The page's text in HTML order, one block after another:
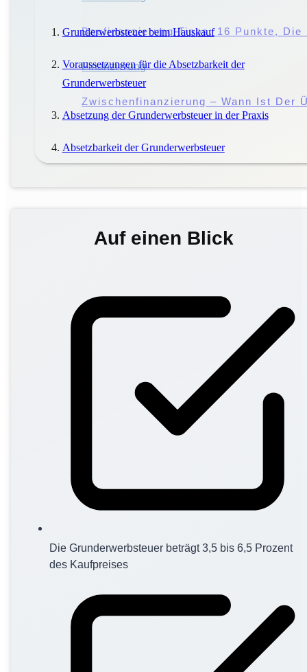
Störung Des Hausfriedens: Droht
Miete|Mieter
Miete Vs. Pacht: Worin Liegen Die
Baufinanzierung Tipps: 16 Punkte, Die
Finanzierung
Zwischenfinanzierung – Wann Ist Der
Grunderwerbsteuer beim Hauskauf
Voraussetzungen für die Absetzbarkeit der
Grunderwerbsteuer
Absetzung der Grunderwerbsteuer in der Praxis
Absetzbarkeit der Grunderwerbsteuer
Auf einen Blick
Die Grunderwerbsteuer beträgt 3,5 bis 6,5 Prozent
des Kaufpreises